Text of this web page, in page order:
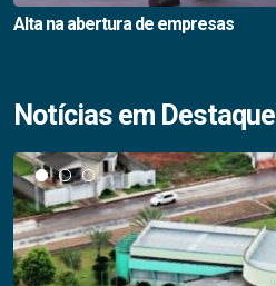
Alta na abertura de empresas
Notícias em Destaque